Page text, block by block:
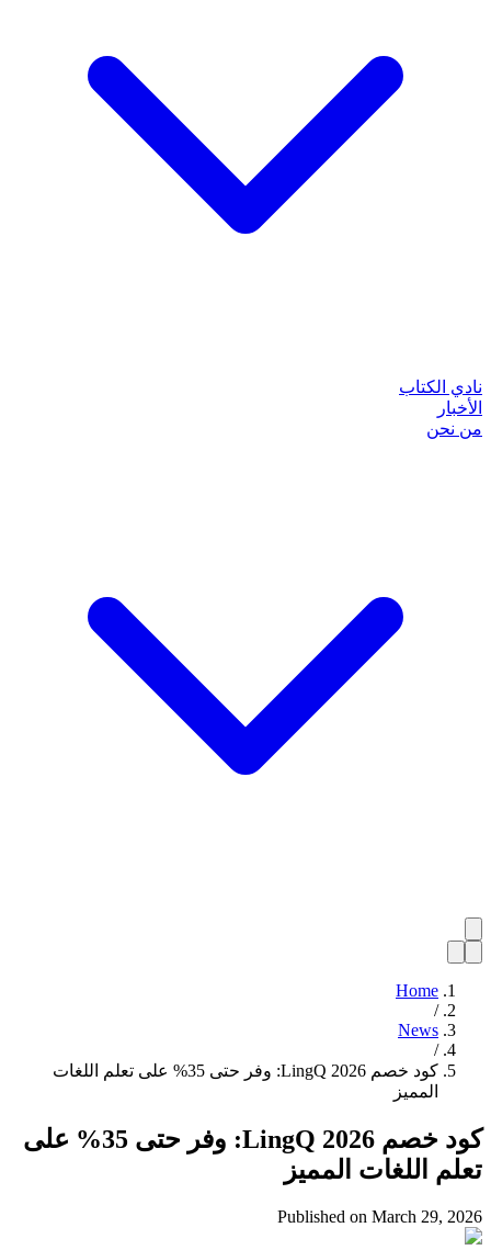
نادي الكتاب
الأخبار
من نحن
Home
/
News
/
كود خصم LingQ 2026: وفر حتى 35% على تعلم اللغات
المميز
كود خصم LingQ 2026: وفر حتى 35% على
تعلم اللغات المميز
Published on March 29, 2026